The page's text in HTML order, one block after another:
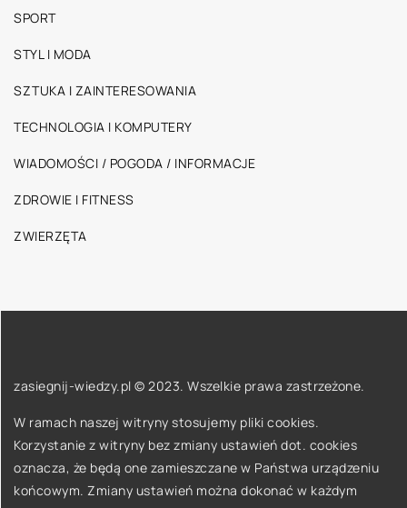
SPORT
STYL I MODA
SZTUKA I ZAINTERESOWANIA
TECHNOLOGIA I KOMPUTERY
WIADOMOŚCI / POGODA / INFORMACJE
ZDROWIE I FITNESS
ZWIERZĘTA
zasiegnij-wiedzy.pl © 2023. Wszelkie prawa zastrzeżone.
W ramach naszej witryny stosujemy pliki cookies.
Korzystanie z witryny bez zmiany ustawień dot. cookies
oznacza, że będą one zamieszczane w Państwa urządzeniu
końcowym. Zmiany ustawień można dokonać w każdym